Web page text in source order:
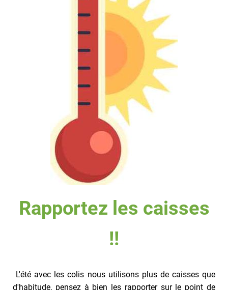
Rapportez les caisses
!!
L'été avec les colis nous utilisons plus de caisses que
d'habitude, pensez à bien les rapporter sur le point de